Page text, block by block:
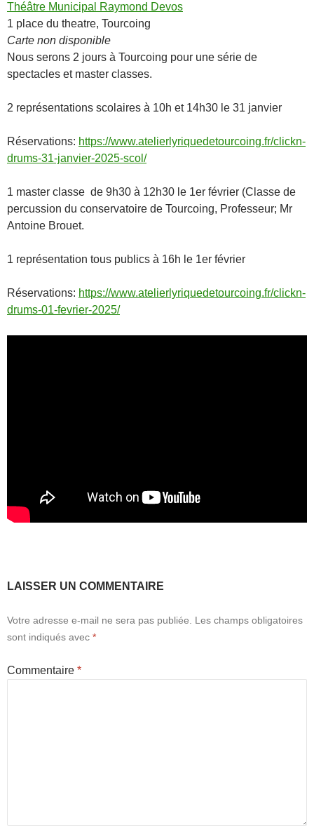
Théâtre Municipal Raymond Devos
1 place du theatre, Tourcoing
Carte non disponible
Nous serons 2 jours à Tourcoing pour une série de
spectacles et master classes.
2 représentations scolaires à 10h et 14h30 le 31 janvier
Réservations: https://www.atelierlyriquedetourcoing.fr/clickn-
drums-31-janvier-2025-scol/
1 master classe de 9h30 à 12h30 le 1er février (Classe de
percussion du conservatoire de Tourcoing, Professeur; Mr
Antoine Brouet.
1 représentation tous publics à 16h le 1er février
Réservations: https://www.atelierlyriquedetourcoing.fr/clickn-
drums-01-fevrier-2025/
LAISSER UN COMMENTAIRE
Votre adresse e-mail ne sera pas publiée.
Les champs obligatoires
sont indiqués avec *
Commentaire *